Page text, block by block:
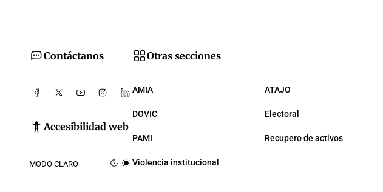
Contáctanos
Accesibilidad web
MODO CLARO
Otras secciones
AMIA ATAJO
DOVIC Electoral
PAMI Recupero de activos
Violencia institucional